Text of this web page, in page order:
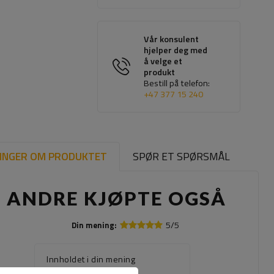
Vår konsulent
hjelper deg med
å velge et
produkt
Bestill på telefon:
+47 377 15 240
OM PRODUKTET SPØR ET SPØRSMÅL
ANDRE KJØPTE OGSÅ
Din mening: 5/5
Innholdet i din mening